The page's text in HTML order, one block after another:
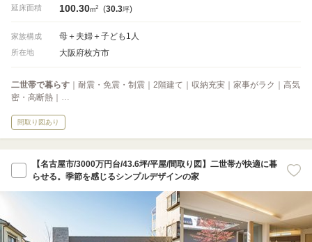
延床面積 100.30m2 (30.3坪)
家族構成 母＋夫婦＋子ども1人
所在地 大阪府枚方市
二世帯で暮らす ｜耐震・免震・制震｜2階建て｜収納充実｜家事がラク｜高気
密・高断熱｜…
間取り図あり
【名古屋市/3000万円台/43.6坪/平屋/間取り図】二世帯が快適に暮
らせる。季節を感じるシンプルデザインの家